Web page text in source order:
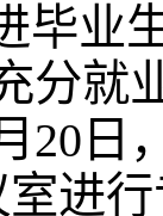
毕业
分就
20日
室进